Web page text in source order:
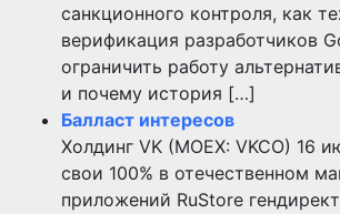
санкционного контроля, как
верификация разработчиков
ограничить работу
и почему история […]
Балласт интересов
Холдинг VK (MOEX: VKCO) 16
свои 100% в отечественном
приложений RuStore